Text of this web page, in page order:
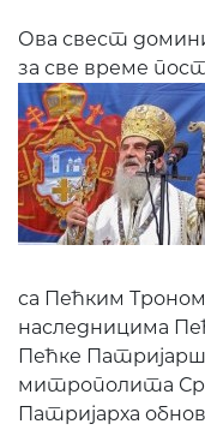
Ова свест
за све време
са Пећким
наследницима
Пећке
митрополита
Патријарха